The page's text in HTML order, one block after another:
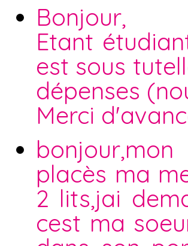
Bonjour,
Etant
est sous
dépenses
Merci
placès ma
2 lits,jai
cest ma